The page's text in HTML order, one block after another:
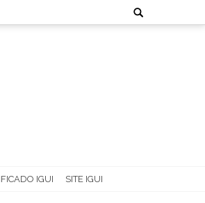
Search
for:
IGUI SITE IGUI